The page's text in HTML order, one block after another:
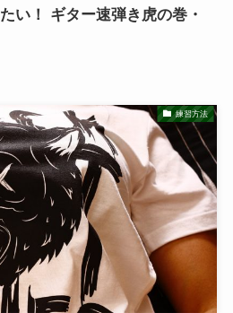
い！ ギター速弾き虎の巻・
練習方法